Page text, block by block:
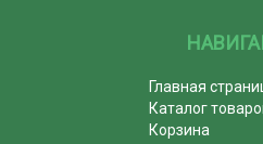
Главная
Каталог
Корзина